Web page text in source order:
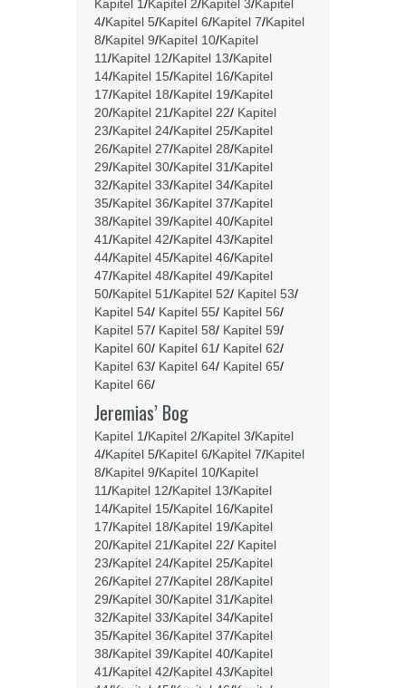
Kapitel 1/Kapitel 2/Kapitel 3/Kapitel
4/Kapitel 5/Kapitel 6/Kapitel 7/Kapitel
8/Kapitel 9/Kapitel 10/Kapitel
11/Kapitel 12/Kapitel 13/Kapitel
14/Kapitel 15/Kapitel 16/Kapitel
17/Kapitel 18/Kapitel 19/Kapitel
20/Kapitel 21/Kapitel 22/ Kapitel
23/Kapitel 24/Kapitel 25/Kapitel
26/Kapitel 27/Kapitel 28/Kapitel
29/Kapitel 30/Kapitel 31/Kapitel
32/Kapitel 33/Kapitel 34/Kapitel
35/Kapitel 36/Kapitel 37/Kapitel
38/Kapitel 39/Kapitel 40/Kapitel
41/Kapitel 42/Kapitel 43/Kapitel
44/Kapitel 45/Kapitel 46/Kapitel
47/Kapitel 48/Kapitel 49/Kapitel
50/Kapitel 51/Kapitel 52/ Kapitel 53/
Kapitel 54/ Kapitel 55/ Kapitel 56/
Kapitel 57/ Kapitel 58/ Kapitel 59/
Kapitel 60/ Kapitel 61/ Kapitel 62/
Kapitel 63/ Kapitel 64/ Kapitel 65/
Kapitel 66/
Jeremias’ Bog
Kapitel 1/Kapitel 2/Kapitel 3/Kapitel
4/Kapitel 5/Kapitel 6/Kapitel 7/Kapitel
8/Kapitel 9/Kapitel 10/Kapitel
11/Kapitel 12/Kapitel 13/Kapitel
14/Kapitel 15/Kapitel 16/Kapitel
17/Kapitel 18/Kapitel 19/Kapitel
20/Kapitel 21/Kapitel 22/ Kapitel
23/Kapitel 24/Kapitel 25/Kapitel
26/Kapitel 27/Kapitel 28/Kapitel
29/Kapitel 30/Kapitel 31/Kapitel
32/Kapitel 33/Kapitel 34/Kapitel
35/Kapitel 36/Kapitel 37/Kapitel
38/Kapitel 39/Kapitel 40/Kapitel
41/Kapitel 42/Kapitel 43/Kapitel